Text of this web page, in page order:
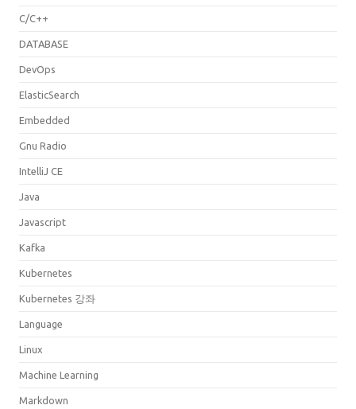
C/C++
DATABASE
DevOps
ElasticSearch
Embedded
Gnu Radio
IntelliJ CE
Java
Javascript
Kafka
Kubernetes
Kubernetes 강좌
Language
Linux
Machine Learning
Markdown